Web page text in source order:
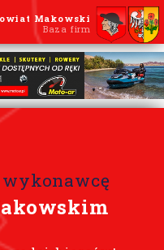
Makowski
Baza firm